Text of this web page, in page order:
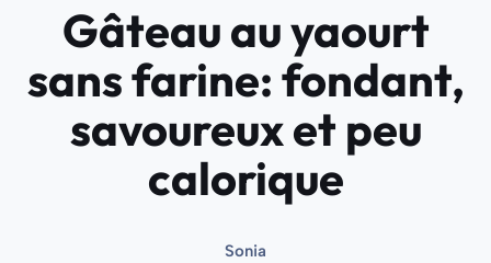
Gâteau au yaourt
sans farine: fondant,
savoureux et peu
calorique
Sonia